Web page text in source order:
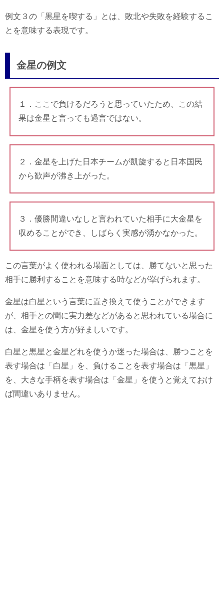
例文３の「黒星を喫する」とは、敗北や失敗を経験するこ
とを意味する表現です。
金星の例文
１．ここで負けるだろうと思っていたため、この結
果は金星と言っても過言ではない。
２．金星を上げた日本チームが凱旋すると日本国民
から歓声が沸き上がった。
３．優勝間違いなしと言われていた相手に大金星を
収めることができ、しばらく実感が湧かなかった。
この言葉がよく使われる場面としては、勝てないと思った
相手に勝利することを意味する時などが挙げられます。
金星は白星という言葉に置き換えて使うことができます
が、相手との間に実力差などがあると思われている場合に
は、金星を使う方が好ましいです。
白星と黒星と金星どれを使うか迷った場合は、勝つことを
表す場合は「白星」を、負けることを表す場合は「黒星」
を、大きな手柄を表す場合は「金星」を使うと覚えておけ
ば間違いありません。